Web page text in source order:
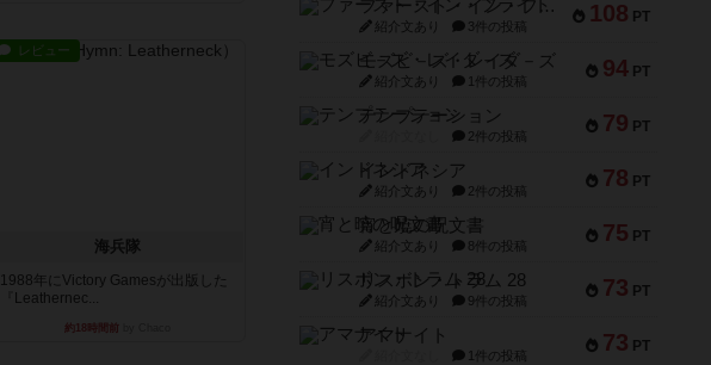
レビュー
海兵隊
1988年にVictory Gamesが出版した
『Leathernec...
約18時間前
108 PT
ファースト・イン・フライト
紹介文あり 3件の投稿
94 PT
モズビ－ズ・レイダ－ズ
紹介文あり 1件の投稿
79 PT
テンプテーション
2件の投稿
78 PT
インドネシア
紹介文あり 2件の投稿
75 PT
宵と暁の呪文書
紹介文あり 8件の投稿
73 PT
リスボン・トラム 28
紹介文あり 9件の投稿
73 PT
アマナイト
1件の投稿